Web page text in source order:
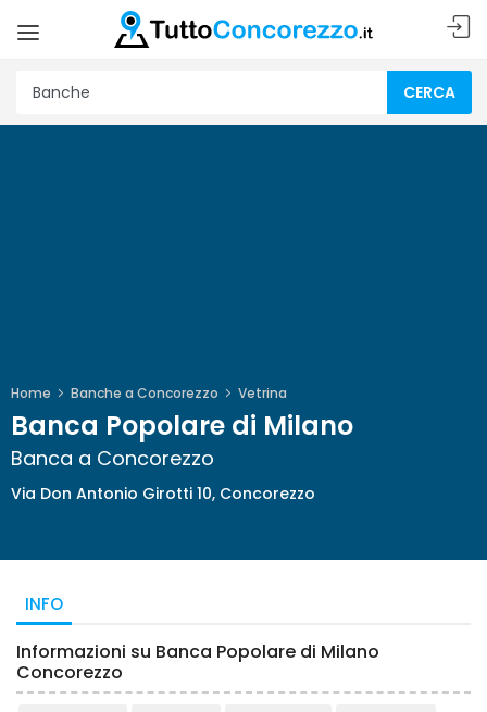
CERCA
Home Banche a Concorezzo Vetrina
Banca Popolare di Milano
Banca a Concorezzo
Via Don Antonio Girotti 10, Concorezzo
INFO
Informazioni su Banca Popolare di Milano
Concorezzo